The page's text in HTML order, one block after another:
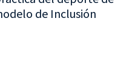
de Inclusión